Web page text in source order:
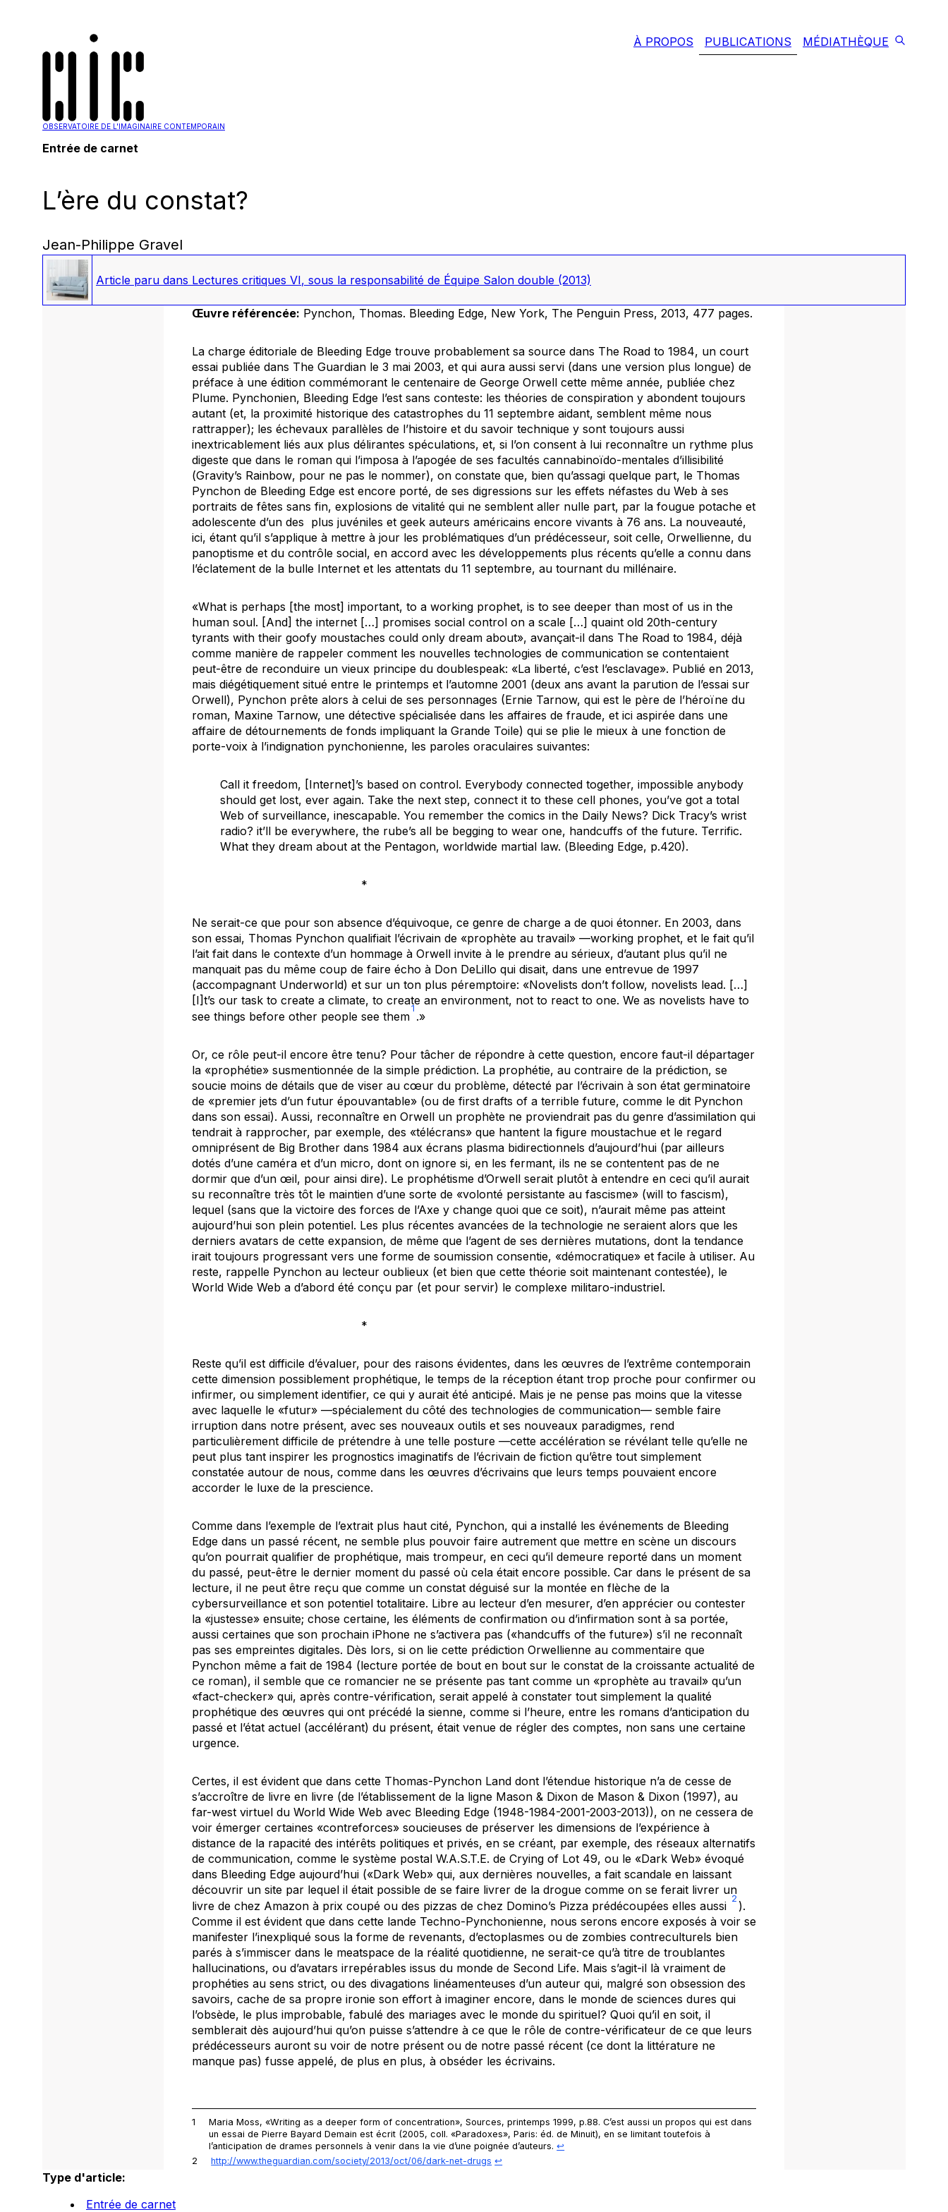
OBSERVATOIRE DE L'IMAGINAIRE CONTEMPORAIN
À PROPOS PUBLICATIONS MÉDIATHÈQUE
Entrée de carnet
L’ère du constat?
Jean-Philippe Gravel
Article paru dans Lectures critiques VI, sous la responsabilité de Équipe Salon double (2013)
Œuvre référencée: Pynchon, Thomas. Bleeding Edge, New York, The Penguin Press, 2013, 477 pages.
La charge éditoriale de Bleeding Edge trouve probablement sa source dans The Road to 1984, un court
essai publiée dans The Guardian le 3 mai 2003, et qui aura aussi servi (dans une version plus longue) de
préface à une édition commémorant le centenaire de George Orwell cette même année, publiée chez
Plume. Pynchonien, Bleeding Edge l’est sans conteste: les théories de conspiration y abondent toujours
autant (et, la proximité historique des catastrophes du 11 septembre aidant, semblent même nous
rattrapper); les échevaux parallèles de l’histoire et du savoir technique y sont toujours aussi
inextricablement liés aux plus délirantes spéculations, et, si l’on consent à lui reconnaître un rythme plus
digeste que dans le roman qui l’imposa à l’apogée de ses facultés cannabinoïdo-mentales d’illisibilité
(Gravity’s Rainbow, pour ne pas le nommer), on constate que, bien qu’assagi quelque part, le Thomas
Pynchon de Bleeding Edge est encore porté, de ses digressions sur les effets néfastes du Web à ses
portraits de fêtes sans fin, explosions de vitalité qui ne semblent aller nulle part, par la fougue potache et
adolescente d’un des plus juvéniles et geek auteurs américains encore vivants à 76 ans. La nouveauté,
ici, étant qu’il s’applique à mettre à jour les problématiques d’un prédécesseur, soit celle, Orwellienne, du
panoptisme et du contrôle social, en accord avec les développements plus récents qu’elle a connu dans
l’éclatement de la bulle Internet et les attentats du 11 septembre, au tournant du millénaire.
«What is perhaps [the most] important, to a working prophet, is to see deeper than most of us in the
human soul. [And] the internet […] promises social control on a scale […] quaint old 20th-century
tyrants with their goofy moustaches could only dream about», avançait-il dans The Road to 1984, déjà
comme manière de rappeler comment les nouvelles technologies de communication se contentaient
peut-être de reconduire un vieux principe du doublespeak: «La liberté, c’est l’esclavage». Publié en 2013,
mais diégétiquement situé entre le printemps et l’automne 2001 (deux ans avant la parution de l’essai sur
Orwell), Pynchon prête alors à celui de ses personnages (Ernie Tarnow, qui est le père de l’héroïne du
roman, Maxine Tarnow, une détective spécialisée dans les affaires de fraude, et ici aspirée dans une
affaire de détournements de fonds impliquant la Grande Toile) qui se plie le mieux à une fonction de
porte-voix à l’indignation pynchonienne, les paroles oraculaires suivantes:
Call it freedom, [Internet]’s based on control. Everybody connected together, impossible anybody
should get lost, ever again. Take the next step, connect it to these cell phones, you’ve got a total
Web of surveillance, inescapable. You remember the comics in the Daily News? Dick Tracy’s wrist
radio? it’ll be everywhere, the rube’s all be begging to wear one, handcuffs of the future. Terrific.
What they dream about at the Pentagon, worldwide martial law. (Bleeding Edge, p.420).
*
Ne serait-ce que pour son absence d’équivoque, ce genre de charge a de quoi étonner. En 2003, dans
son essai, Thomas Pynchon qualifiait l’écrivain de «prophète au travail» —working prophet, et le fait qu’il
l’ait fait dans le contexte d’un hommage à Orwell invite à le prendre au sérieux, d’autant plus qu’il ne
manquait pas du même coup de faire écho à Don DeLillo qui disait, dans une entrevue de 1997
(accompagnant Underworld) et sur un ton plus péremptoire: «Novelists don’t follow, novelists lead. […]
[I]t’s our task to create a climate, to create an environment, not to react to one. We as novelists have to
see things before other people see them
1
.»
Or, ce rôle peut-il encore être tenu? Pour tâcher de répondre à cette question, encore faut-il départager
la «prophétie» susmentionnée de la simple prédiction. La prophétie, au contraire de la prédiction, se
soucie moins de détails que de viser au cœur du problème, détecté par l’écrivain à son état germinatoire
de «premier jets d’un futur épouvantable» (ou de first drafts of a terrible future, comme le dit Pynchon
dans son essai). Aussi, reconnaître en Orwell un prophète ne proviendrait pas du genre d’assimilation qui
tendrait à rapprocher, par exemple, des «télécrans» que hantent la figure moustachue et le regard
omniprésent de Big Brother dans 1984 aux écrans plasma bidirectionnels d’aujourd’hui (par ailleurs
dotés d’une caméra et d’un micro, dont on ignore si, en les fermant, ils ne se contentent pas de ne
dormir que d’un œil, pour ainsi dire). Le prophétisme d’Orwell serait plutôt à entendre en ceci qu’il aurait
su reconnaître très tôt le maintien d’une sorte de «volonté persistante au fascisme» (will to fascism),
lequel (sans que la victoire des forces de l’Axe y change quoi que ce soit), n’aurait même pas atteint
aujourd’hui son plein potentiel. Les plus récentes avancées de la technologie ne seraient alors que les
derniers avatars de cette expansion, de même que l’agent de ses dernières mutations, dont la tendance
irait toujours progressant vers une forme de soumission consentie, «démocratique» et facile à utiliser. Au
reste, rappelle Pynchon au lecteur oublieux (et bien que cette théorie soit maintenant contestée), le
World Wide Web a d’abord été conçu par (et pour servir) le complexe militaro-industriel.
*
Reste qu’il est difficile d’évaluer, pour des raisons évidentes, dans les œuvres de l’extrême contemporain
cette dimension possiblement prophétique, le temps de la réception étant trop proche pour confirmer ou
infirmer, ou simplement identifier, ce qui y aurait été anticipé. Mais je ne pense pas moins que la vitesse
avec laquelle le «futur» —spécialement du côté des technologies de communication— semble faire
irruption dans notre présent, avec ses nouveaux outils et ses nouveaux paradigmes, rend
particulièrement difficile de prétendre à une telle posture —cette accélération se révélant telle qu’elle ne
peut plus tant inspirer les prognostics imaginatifs de l’écrivain de fiction qu’être tout simplement
constatée autour de nous, comme dans les œuvres d’écrivains que leurs temps pouvaient encore
accorder le luxe de la prescience.
Comme dans l’exemple de l’extrait plus haut cité, Pynchon, qui a installé les événements de Bleeding
Edge dans un passé récent, ne semble plus pouvoir faire autrement que mettre en scène un discours
qu’on pourrait qualifier de prophétique, mais trompeur, en ceci qu’il demeure reporté dans un moment
du passé, peut-être le dernier moment du passé où cela était encore possible. Car dans le présent de sa
lecture, il ne peut être reçu que comme un constat déguisé sur la montée en flèche de la
cybersurveillance et son potentiel totalitaire. Libre au lecteur d’en mesurer, d’en apprécier ou contester
la «justesse» ensuite; chose certaine, les éléments de confirmation ou d’infirmation sont à sa portée,
aussi certaines que son prochain iPhone ne s’activera pas («handcuffs of the future») s’il ne reconnaît
pas ses empreintes digitales. Dès lors, si on lie cette prédiction Orwellienne au commentaire que
Pynchon même a fait de 1984 (lecture portée de bout en bout sur le constat de la croissante actualité de
ce roman), il semble que ce romancier ne se présente pas tant comme un «prophète au travail» qu’un
«fact-checker» qui, après contre-vérification, serait appelé à constater tout simplement la qualité
prophétique des œuvres qui ont précédé la sienne, comme si l’heure, entre les romans d’anticipation du
passé et l’état actuel (accélérant) du présent, était venue de régler des comptes, non sans une certaine
urgence.
Certes, il est évident que dans cette Thomas-Pynchon Land dont l’étendue historique n’a de cesse de
s’accroître de livre en livre (de l’établissement de la ligne Mason & Dixon de Mason & Dixon (1997), au
far-west virtuel du World Wide Web avec Bleeding Edge (1948-1984-2001-2003-2013)), on ne cessera de
voir émerger certaines «contreforces» soucieuses de préserver les dimensions de l’expérience à
distance de la rapacité des intérêts politiques et privés, en se créant, par exemple, des réseaux alternatifs
de communication, comme le système postal W.A.S.T.E. de Crying of Lot 49, ou le «Dark Web» évoqué
dans Bleeding Edge aujourd’hui («Dark Web» qui, aux dernières nouvelles, a fait scandale en laissant
découvrir un site par lequel il était possible de se faire livrer de la drogue comme on se ferait livrer un
livre de chez Amazon à prix coupé ou des pizzas de chez Domino’s Pizza prédécoupées elles aussi
2
).
Comme il est évident que dans cette lande Techno-Pynchonienne, nous serons encore exposés à voir se
manifester l’inexpliqué sous la forme de revenants, d’ectoplasmes ou de zombies contreculturels bien
parés à s’immiscer dans le meatspace de la réalité quotidienne, ne serait-ce qu’à titre de troublantes
hallucinations, ou d’avatars irrepérables issus du monde de Second Life. Mais s’agit-il là vraiment de
prophéties au sens strict, ou des divagations linéamenteuses d’un auteur qui, malgré son obsession des
savoirs, cache de sa propre ironie son effort à imaginer encore, dans le monde de sciences dures qui
l’obsède, le plus improbable, fabulé des mariages avec le monde du spirituel? Quoi qu’il en soit, il
semblerait dès aujourd’hui qu’on puisse s’attendre à ce que le rôle de contre-vérificateur de ce que leurs
prédécesseurs auront su voir de notre présent ou de notre passé récent (ce dont la littérature ne
manque pas) fusse appelé, de plus en plus, à obséder les écrivains.
1 Maria Moss, «Writing as a deeper form of concentration»,Sources, printemps 1999, p.88. C’est aussi un propos qui est dans
un essai de Pierre Bayard Demain est écrit (2005, coll. «Paradoxes», Paris: éd. de Minuit), en se limitant toutefois à
l’anticipation de drames personnels à venir dans la vie d’une poignée d’auteurs.↩︎
2
http://www.theguardian.com/society/2013/oct/06/dark-net-drugs ↩︎
Type d'article:
Entrée de carnet